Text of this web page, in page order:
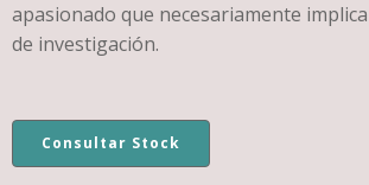
apasionado que necesariamente
de investigación.
Consultar Stock